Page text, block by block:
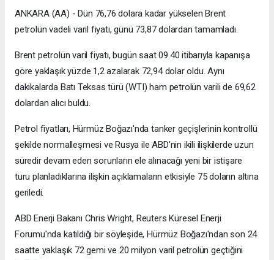
ANKARA (AA) - Dün 76,76 dolara kadar yükselen Brent
petrolün vadeli varil fiyatı, günü 73,87 dolardan tamamladı.
Brent petrolün varil fiyatı, bugün saat 09.40 itibarıyla kapanışa
göre yaklaşık yüzde 1,2 azalarak 72,94 dolar oldu. Aynı
dakikalarda Batı Teksas türü (WTI) ham petrolün varili de 69,62
dolardan alıcı buldu.
Petrol fiyatları, Hürmüz Boğazı'nda tanker geçişlerinin kontrollü
şekilde normalleşmesi ve Rusya ile ABD'nin ikili ilişkilerde uzun
süredir devam eden sorunların ele alınacağı yeni bir istişare
turu planladıklarına ilişkin açıklamaların etkisiyle 75 doların altına
geriledi.
ABD Enerji Bakanı Chris Wright, Reuters Küresel Enerji
Forumu'nda katıldığı bir söyleşide, Hürmüz Boğazı'ndan son 24
saatte yaklaşık 72 gemi ve 20 milyon varil petrolün geçtiğini